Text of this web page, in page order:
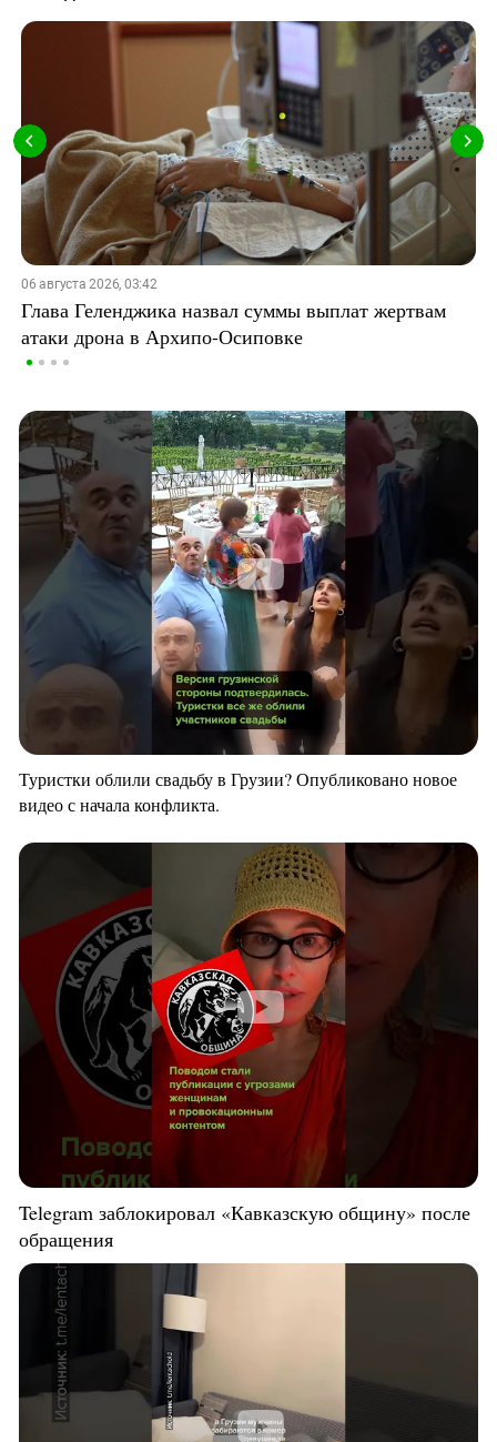
06 августа 2026, 03:42
Глава Геленджика назвал суммы выплат жертвам
атаки дрона в Архипо-Осиповке
Туристки облили свадьбу в Грузии? Опубликовано новое
видео с начала конфликта.
Telegram заблокировал «Кавказскую общину» после
обращения